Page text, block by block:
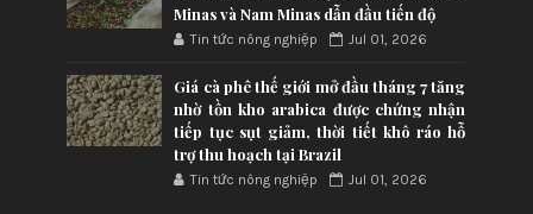
Minas và Nam Minas dẫn đầu tiến độ
Tin tức nông nghiệp Jul 01, 2026
Giá cà phê thế giới mở đầu tháng 7 tăng
nhờ tồn kho arabica được chứng nhận
tiếp tục sụt giảm, thời tiết khô ráo hỗ
trợ thu hoạch tại Brazil
Tin tức nông nghiệp Jul 01, 2026